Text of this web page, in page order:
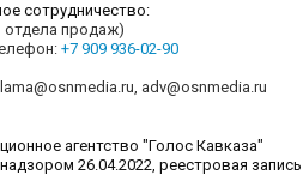
сотрудничество:
отдела продаж)
+7 909 936-02-90
, adv@osnmedia.ru
агентство "Голос Кавказа"
26.04.2022, реестровая запись